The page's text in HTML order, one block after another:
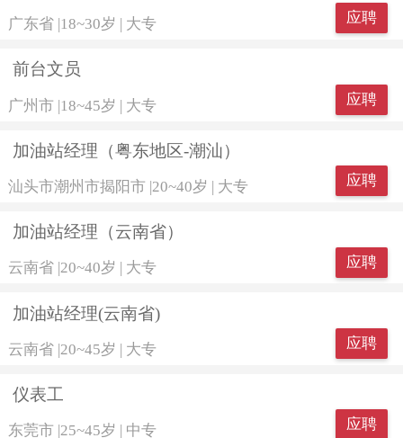
广东省| 18~30岁 大专 应聘
前台文员
广州市 |18~45岁 | 大专 应聘
加油站经理（粤东地区-潮汕）
汕头市潮州市揭阳市 |20~40岁 | 大专 应聘
加油站经理（云南省）
云南省| 20~40岁 大专 应聘
加油站经理(云南省)
云南省|20~45岁 | 大专 应聘
仪表工
东莞市 |25~45岁 | 中专 应聘